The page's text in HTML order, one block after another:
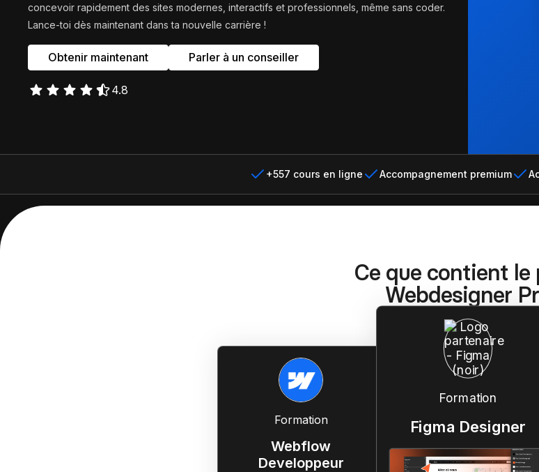
Claude IA
sur Claude et Convertex
Conçois
Maîtrise
concevoir rapidement des sites modernes, interactifs et professionnels, même sans coder.
Lance-toi dès maintenant dans ta nouvelle carrière !
Obtenir maintenant Parler à un conseiller
4.8
+557 cours en ligne Accompagnement premium
Ce que contient le
Webdesigner
Formation
Webflow
Developpeur
Formation
Figma Designer